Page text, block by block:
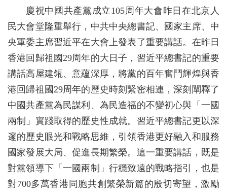
慶祝中國共產黨成立105周年大會昨日在北京人
民大會堂隆重舉行，中共中央總書記、國家主席、中
央軍委主席習近平在大會上發表了重要講話。在昨日
香港回歸祖國29周年的大日子，習近平總書記的重要
講話高屋建瓴、意蘊深厚，將黨的百年奮鬥輝煌與香
港回歸祖國29周年的歷史時刻緊密相連，深刻闡釋了
中國共產黨為民謀利、為民造福的不變初心與「一國
兩制」實踐取得的歷史性成就。習近平總書記更以深
邃的歷史眼光和戰略思維，引領香港更好融入和服務
國家發展大局、促進長期繁榮。這一重要講話，既是
對黨領導下「一國兩制」行穩致遠的戰略指引，也是
對700多萬香港同胞共創繁榮新篇的殷切寄望，激勵